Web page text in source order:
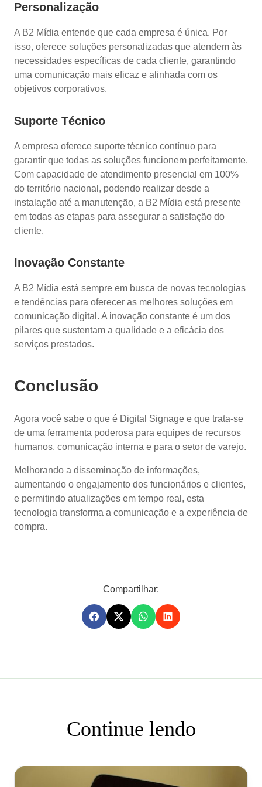
Personalização
A B2 Mídia entende que cada empresa é única. Por
isso, oferece soluções personalizadas que atendem às
necessidades específicas de cada cliente, garantindo
uma comunicação mais eficaz e alinhada com os
objetivos corporativos.
Suporte Técnico
A empresa oferece suporte técnico contínuo para
garantir que todas as soluções funcionem perfeitamente.
Com capacidade de atendimento presencial em 100%
do território nacional, podendo realizar desde a
instalação até a manutenção, a B2 Mídia está presente
em todas as etapas para assegurar a satisfação do
cliente.
Inovação Constante
A B2 Mídia está sempre em busca de novas tecnologias
e tendências para oferecer as melhores soluções em
comunicação digital. A inovação constante é um dos
pilares que sustentam a qualidade e a eficácia dos
serviços prestados.
Conclusão
Agora você sabe o que é Digital Signage e que trata-se
de uma ferramenta poderosa para equipes de recursos
humanos, comunicação interna e para o setor de varejo.
Melhorando a disseminação de informações,
aumentando o engajamento dos funcionários e clientes,
e permitindo atualizações em tempo real, esta
tecnologia transforma a comunicação e a experiência de
compra.
Compartilhar:
Continue lendo